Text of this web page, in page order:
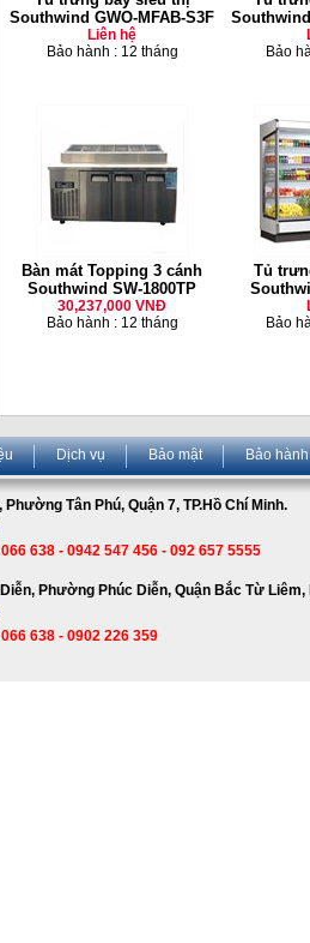
Southwind GWO-MFAB-S3F
Liên hệ
Bảo hành : 12 tháng
Bảo
Bàn mát Topping 3 cánh
Southwind SW-1800TP
30,237,000 VNĐ
Bảo hành : 12 tháng
Tủ
Bảo
Dịch vụ Bảo mật Bảo hành
Tân Phú, Quận 7, TP.Hồ Chí Minh.
638 - 0942 547 456 - 092 657 5555
Phường Phúc Diễn, Quận Bắc Từ Liêm,
638 - 0902 226 359